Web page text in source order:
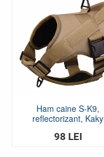
Ham caine S-K9,
reflectorizant, Kaky
98 LEI